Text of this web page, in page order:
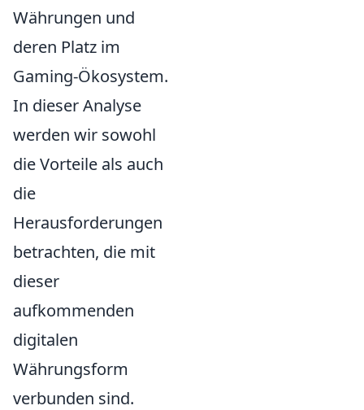
Währungen und
deren Platz im
Gaming-Ökosystem.
In dieser Analyse
werden wir sowohl
die Vorteile als auch
die
Herausforderungen
betrachten, die mit
dieser
aufkommenden
digitalen
Währungsform
verbunden sind.